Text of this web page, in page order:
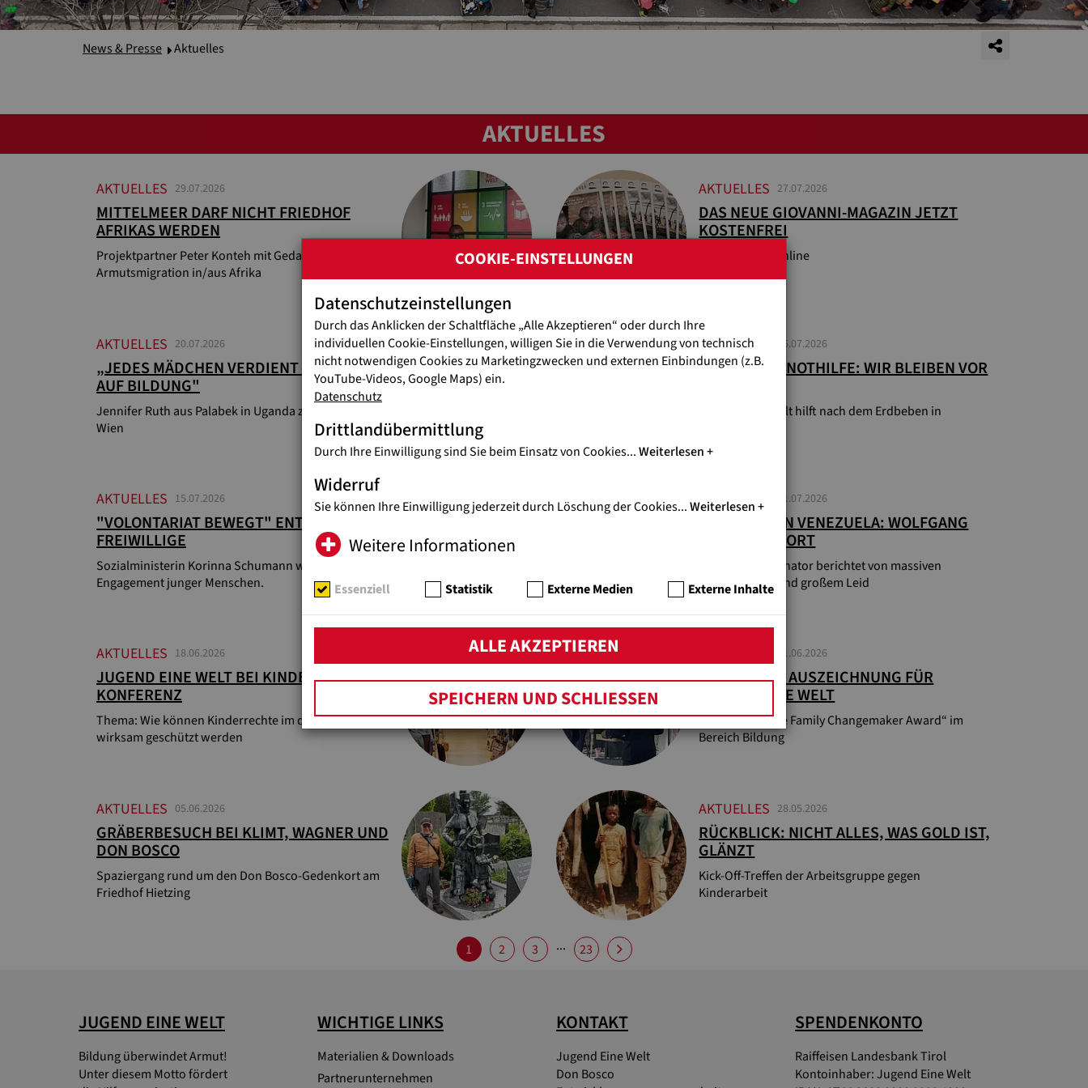
News & Presse Aktuelles
AKTUELLES
AKTUELLES 29.07.2026
MITTELMEER DARF NICHT FRIEDHOF
AFRIKAS WERDEN
Projektpartner Peter Konteh mit Gedanken zu
Armutsmigration in/aus Afrika
AKTUELLES 27.07.2026
DAS NEUE GIOVANNI-MAGAZIN JETZT
KOSTENFREI
Per Post oder online
AKTUELLES 20.07.2026
„JEDES MÄDCHEN VERDIENT CHANCE
AUF BILDUNG"
Jennifer Ruth aus Palabek in Uganda zu Besuch in
Wien
AKTUELLES 16.07.2026
VENEZUELA-NOTHILFE: WIR BLEIBEN VOR
Jugend Eine Welt hilft nach dem Erdbeben in
AKTUELLES 15.07.2026
"VOLONTARIAT BEWEGT" ENTSENDET 24
FREIWILLIGE
Sozialministerin Korinna Schumann würdigt
Engagement junger Menschen.
AKTUELLES 01.07.2026
ERDBEBEN IN VENEZUELA: WOLFGANG
WEDAN VOR ORT
Nothilfe-Koordinator berichtet von massiven
Zerstörungen und großem Leid
AKTUELLES 18.06.2026
JUGEND EINE WELT BEI KINDERRECHTE-
KONFERENZ
Thema: Wie können Kinderrechte im digitalen Raum
wirksam geschützt werden
11.06.2026
BESONDERE AUSZEICHNUNG FÜR
JUGEND EINE WELT
„One World One Family Changemaker Award“ im
Bereich Bildung
AKTUELLES 05.06.2026
GRÄBERBESUCH BEI KLIMT, WAGNER UND
DON BOSCO
Spaziergang rund um den Don Bosco-Gedenkort am
Friedhof Hietzing
AKTUELLES 28.05.2026
RÜCKBLICK: NICHT ALLES, WAS GOLD IST,
GLÄNZT
Kick-Off-Treffen der Arbeitsgruppe gegen
Kinderarbeit
1 2 3 ... 23
JUGEND EINE WELT
Bildung überwindet Armut!
Unter diesem Motto fördert
WICHTIGE LINKS
Materialien & Downloads
Partnerunternehmen
KONTAKT
Jugend Eine Welt
Don Bosco
SPENDENKONTO
Raiffeisen Landesbank Tirol
Kontoinhaber: Jugend Eine Welt
COOKIE-EINSTELLUNGEN
Datenschutzeinstellungen
Durch das Anklicken der Schaltfläche „Alle Akzeptieren“ oder durch Ihre
individuellen Cookie-Einstellungen, willigen Sie in die Verwendung von technisch
nicht notwendigen Cookies zu Marketingzwecken und externen Einbindungen (z.B.
YouTube-Videos, Google Maps) ein.
Datenschutz
Drittlandübermittlung
Durch Ihre Einwilligung sind Sie beim Einsatz von Cookies...Weiterlesen
Widerruf
Sie können Ihre Einwilligung jederzeit durch Löschung der Cookies...Weiterlesen
Weitere Informationen
Essenziell Statistik Externe Medien Externe Inhalte
ALLE AKZEPTIEREN
SPEICHERN UND SCHLIESSEN